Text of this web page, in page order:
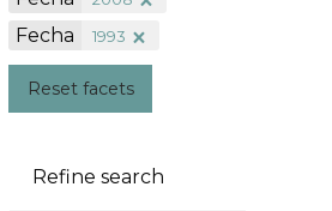
Fecha 1993
Reset facets
Refine search